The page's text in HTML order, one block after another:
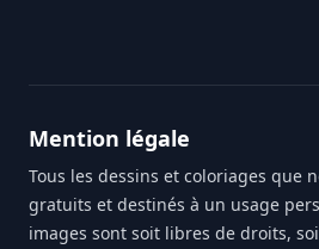
Mention légale
Tous les dessins et coloriages que
gratuits et destinés à un usage
images sont soit libres de droits,